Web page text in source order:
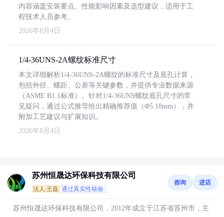
内容涵盖安装要点、性能影响因素及选型建议，适用于工
程技术人员参考。
2026年8月4日
1/4-36UNS-2A螺纹标准尺寸
本文详细解析1/4-36UNS-2A螺纹的标准尺寸及底孔计算，
包括外径、螺距、公差等关键参数，并提供专业数据来源
（ASME B1.1标准）。针对1/4-36UNS螺纹底孔尺寸的常
见疑问，通过公式推导给出精确推荐值（Φ5.18mm），并
附加工艺建议与扩展知识。
2026年8月4日
苏州恒晟达环保科技有限公司
法人:王磊 通过真实性核验
咨询 进店
苏州恒晟达环保科技有限公司，2012年成立于江苏省苏州市，主